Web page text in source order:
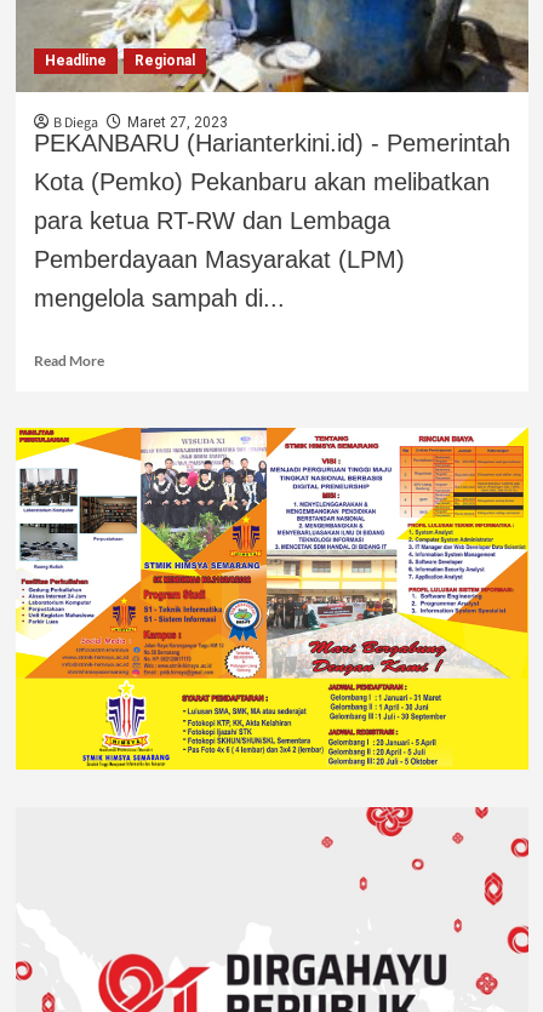
Headline Regional
B Diega Maret 27, 2023
PEKANBARU (Harianterkini.id) - Pemerintah
Kota (Pemko) Pekanbaru akan melibatkan
para ketua RT-RW dan Lembaga
Pemberdayaan Masyarakat (LPM)
mengelola sampah di...
Read More